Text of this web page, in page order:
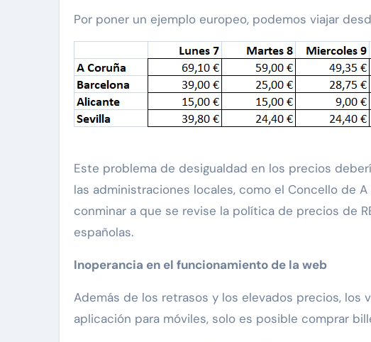
Por poner un ejemplo europeo, podemos viajar
Este problema de desigualdad en los precios
las administraciones locales, como el Concello de
conminar a que se revise la política de precios de
españolas.
Inoperancia en el funcionamiento de la web
Además de los retrasos y los elevados precios, los
aplicación para móviles, solo es posible comprar